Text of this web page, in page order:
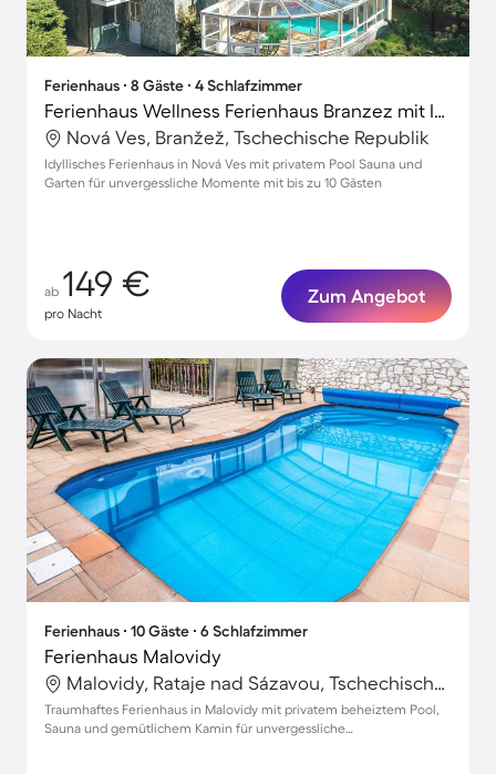
Ferienhaus ∙ 8 Gäste ∙ 4 Schlafzimmer
Ferienhaus Wellness Ferienhaus Branzez mit Innenpool, Sauna..
Nová Ves, Branžež, Tschechische Republik
Idyllisches Ferienhaus in Nová Ves mit privatem Pool Sauna und
Garten für unvergessliche Momente mit bis zu 10 Gästen
ab 149 €
pro Nacht
Zum Angebot
Ferienhaus ∙ 10 Gäste ∙ 6 Schlafzimmer
Ferienhaus Malovidy
Malovidy, Rataje nad Sázavou, Tschechische Republik
Traumhaftes Ferienhaus in Malovidy mit privatem beheiztem Pool,
Sauna und gemütlichem Kamin für unvergessliche